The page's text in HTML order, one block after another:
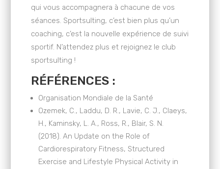
qui vous accompagnera à chacune de vos
séances. Sportsulting, c’est bien plus qu’un
coaching, c’est la nouvelle expérience de suivi
sportif. N’attendez plus et rejoignez le club
sportsulting !
RÉFÉRENCES :
Organisation Mondiale de la Santé
Ozemek, C., Laddu, D. R., Lavie, C. J., Claeys,
H., Kaminsky, L. A., Ross, R., Blair, S. N.
(2018). An Update on the Role of
Cardiorespiratory Fitness, Structured
Exercise and Lifestyle Physical Activity in